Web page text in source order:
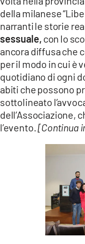
della milanese
narranti le storie
sessuale, con lo
ancora diffusa che
per il modo in cui è
quotidiano di ogni
abiti che possono
sottolineato
dell’Associazione,
l’evento.[Continua